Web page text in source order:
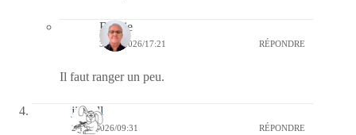
Bernie
30/06/2026/17:21 RÉPONDRE
Il faut ranger un peu.
jill bill
27/06/2026/09:31 RÉPONDRE